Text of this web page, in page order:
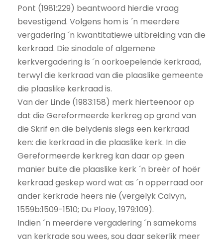
Pont (1981:229) beantwoord hierdie vraag
bevestigend. Volgens hom is ´n meerdere
vergadering ´n kwantitatiewe uitbreiding van die
kerkraad. Die sinodale of algemene
kerkvergadering is ´n oorkoepelende kerkraad,
terwyl die kerkraad van die plaaslike gemeente
die plaaslike kerkraad is.
Van der Linde (1983:158) merk hierteenoor op
dat die Gereformeerde kerkreg op grond van
die Skrif en die belydenis slegs een kerkraad
ken: die kerkraad in die plaaslike kerk. In die
Gereformeerde kerkreg kan daar op geen
manier buite die plaaslike kerk ´n breër of hoër
kerkraad geskep word wat as ´n opperraad oor
ander kerkrade heers nie (vergelyk Calvyn,
1559b:1509-1510; Du Plooy, 1979:109).
Indien ´n meerdere vergadering ´n samekoms
van kerkrade sou wees, sou daar sekerlik meer